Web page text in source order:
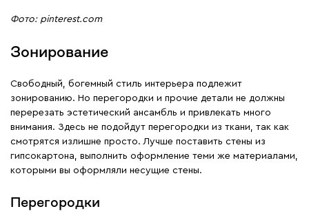
Фото: pinterest.com
Зонирование
Свободный, богемный стиль интерьера подлежит
зонированию. Но перегородки и прочие детали не должны
перерезать эстетический ансамбль и привлекать много
внимания. Здесь не подойдут перегородки из ткани, так как
смотрятся излишне просто. Лучше поставить стены из
гипсокартона, выполнить оформление теми же материалами,
которыми вы оформляли несущие стены.
Перегородки